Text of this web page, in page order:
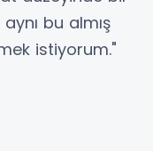
bu almış
istiyorum."